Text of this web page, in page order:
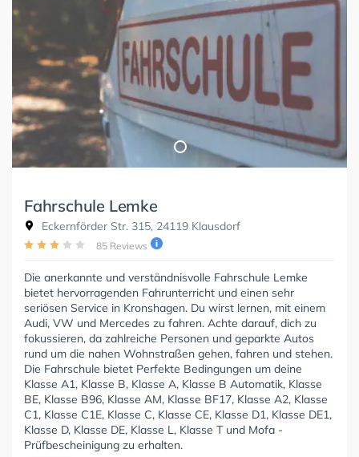
Fahrschule Lemke
Eckernförder Str. 315, 24119 Klausdorf
85 Reviews
Die anerkannte und verständnisvolle Fahrschule Lemke
bietet hervorragenden Fahrunterricht und einen sehr
seriösen Service in Kronshagen. Du wirst lernen, mit einem
Audi, VW und Mercedes zu fahren. Achte darauf, dich zu
fokussieren, da zahlreiche Personen und geparkte Autos
rund um die nahen Wohnstraßen gehen, fahren und stehen.
Die Fahrschule bietet Perfekte Bedingungen um deine
Klasse A1, Klasse B, Klasse A, Klasse B Automatik, Klasse
BE, Klasse B96, Klasse AM, Klasse BF17, Klasse A2, Klasse
C1, Klasse C1E, Klasse C, Klasse CE, Klasse D1, Klasse DE1,
Klasse D, Klasse DE, Klasse L, Klasse T und Mofa -
Prüfbescheinigung zu erhalten.